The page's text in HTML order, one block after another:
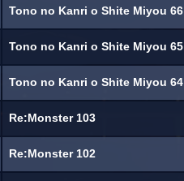
Tono no Kanri o Shite Miyou 66
Tono no Kanri o Shite Miyou 65
Tono no Kanri o Shite Miyou 64
Re:Monster 103
Re:Monster 102